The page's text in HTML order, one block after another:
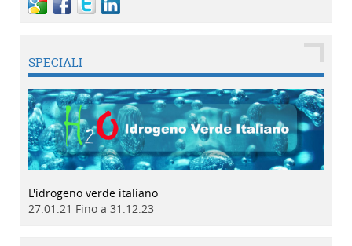
SPECIALI
L'idrogeno verde italiano
27.01.21 Fino a 31.12.23